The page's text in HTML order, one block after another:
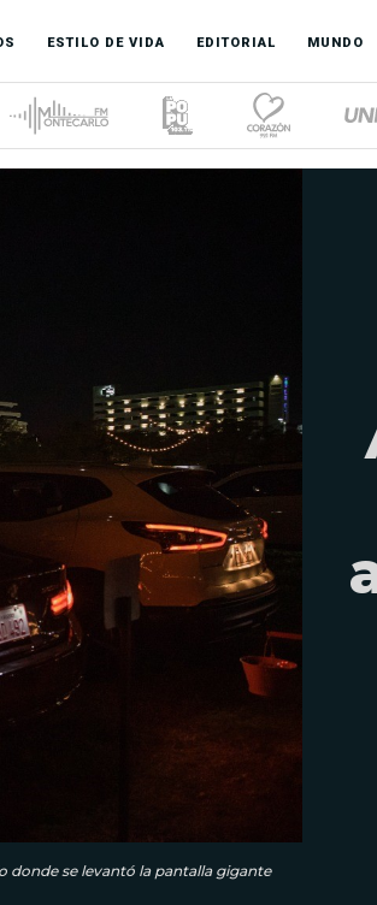
ESTILO DE VIDA EDITORIAL MUNDO
donde se levantó la pantalla gigante